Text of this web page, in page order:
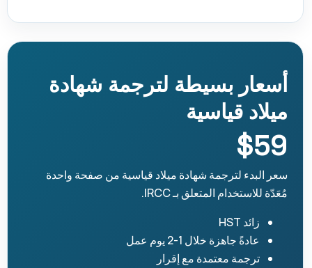
أسعار بسيطة لترجمة شهادة
ميلاد قياسية
$59
سعر البدء لترجمة شهادة ميلاد قياسية من صفحة واحدة
مُعَدّة للاستخدام المتعلق بـ IRCC.
زائد HST
عادةً جاهزة خلال 1-2 يوم عمل
ترجمة معتمدة مع إقرار